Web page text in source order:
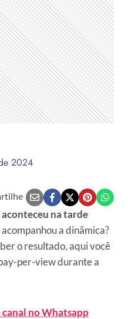
2024
na tarde
acompanhou a dinâmica?
o resultado, aqui você
per-view durante a
no Whatsapp